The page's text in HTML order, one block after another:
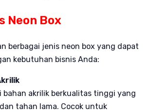
Neon Box
berbagai jenis neon box yang dapat
kebutuhan bisnis Anda:
bahan akrilik berkualitas tinggi yang
tahan lama. Cocok untuk